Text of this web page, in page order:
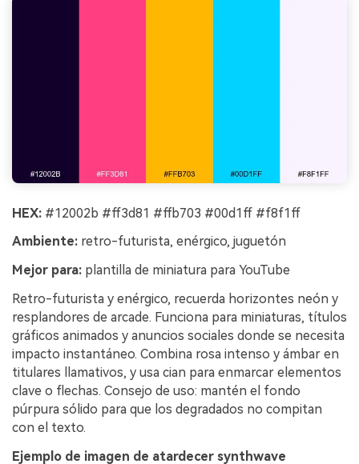
HEX: #12002b #ff3d81 #ffb703 #00d1ff #f8f1ff
Ambiente: retro-futurista, enérgico, juguetón
Mejor para: plantilla de miniatura para YouTube
Retro-futurista y enérgico, recuerda horizontes neón y
resplandores de arcade. Funciona para miniaturas, títulos
gráficos animados y anuncios sociales donde se necesita
impacto instantáneo. Combina rosa intenso y ámbar en
titulares llamativos, y usa cian para enmarcar elementos
clave o flechas. Consejo de uso: mantén el fondo
púrpura sólido para que los degradados no compitan
con el texto.
Ejemplo de imagen de atardecer synthwave